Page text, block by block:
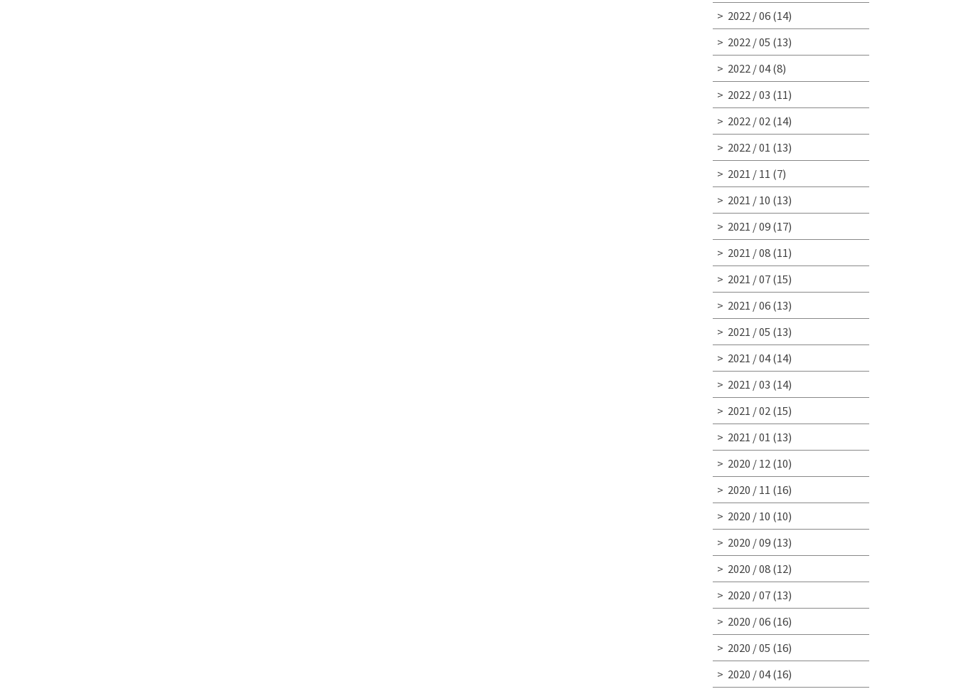
2022 / 06(14)
2022 / 05 (13)
2022 / 04(8)
2022 / 03 (11)
2022 / 02 (14)
2022 / 01 (13)
2021 / 11 (7)
2021 / 10 (13)
2021 / 09(17)
2021 / 08(11)
2021 / 07(15)
2021 / 06(13)
2021 / 05 (13)
2021 / 04(14)
2021 / 03 (14)
2021 / 02 (15)
2021 / 01 (13)
2020 / 12 (10)
2020 / 11 (16)
2020 / 10 (10)
2020 / 09(13)
2020 / 08(12)
2020 / 07(13)
2020 / 06(16)
2020 / 05 (16)
2020 / 04(16)